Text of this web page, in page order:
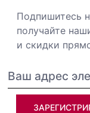
Подпишитесь
получайте
и скидки